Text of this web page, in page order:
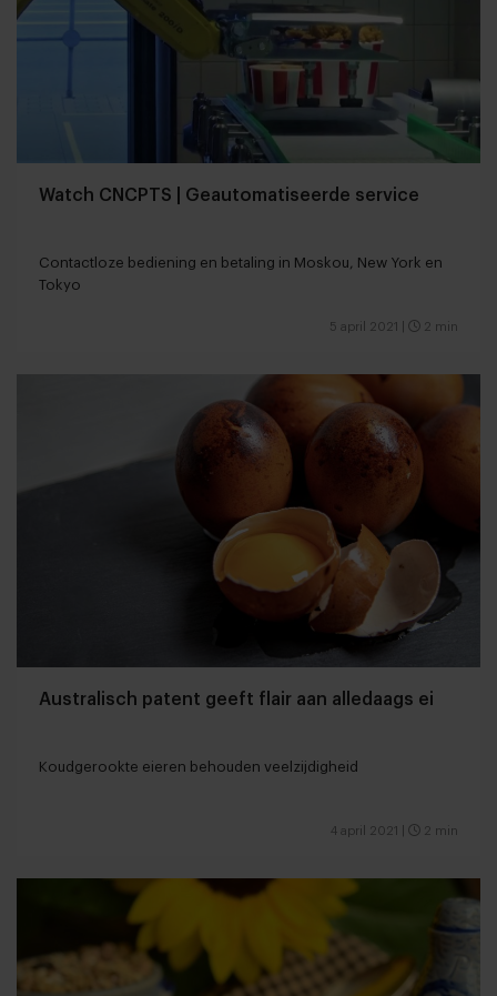
Watch CNCPTS | Geautomatiseerde service
Contactloze bediening en betaling in Moskou, New York en
Tokyo
5 april 2021 2 min
Australisch patent geeft flair aan alledaags ei
Koudgerookte eieren behouden veelzijdigheid
4 april 2021 2 min